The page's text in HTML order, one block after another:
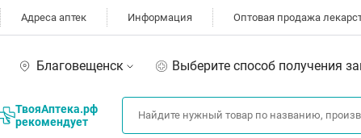
Адреса аптек Информация Оптовая продажа
Благовещенск Выберите способ получения
ТвояАптека.рф
рекомендует